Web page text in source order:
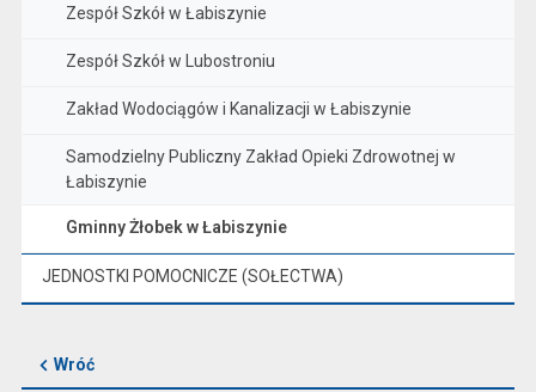
Zespół Szkół w Łabiszynie
Zespół Szkół w Lubostroniu
Zakład Wodociągów i Kanalizacji w Łabiszynie
Samodzielny Publiczny Zakład Opieki Zdrowotnej w
Łabiszynie
Gminny Żłobek w Łabiszynie
JEDNOSTKI POMOCNICZE (SOŁECTWA)
Wróć